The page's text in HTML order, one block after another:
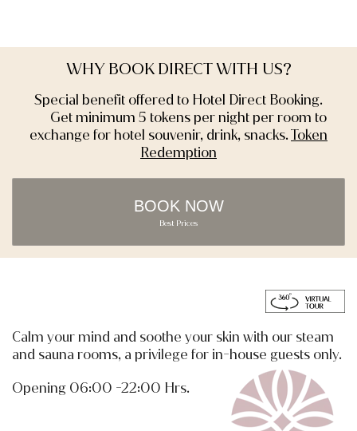
WHY BOOK DIRECT WITH US?
Special benefit offered to Hotel Direct Booking.
Get minimum 5 tokens per night per room to
exchange for hotel souvenir, drink, snacks.Token
Redemption
BOOK NOW
Best Prices
Calm your mind and soothe your skin with our steam
and sauna rooms, a privilege for in-house guests only.
Opening 06:00 -22:00 Hrs.